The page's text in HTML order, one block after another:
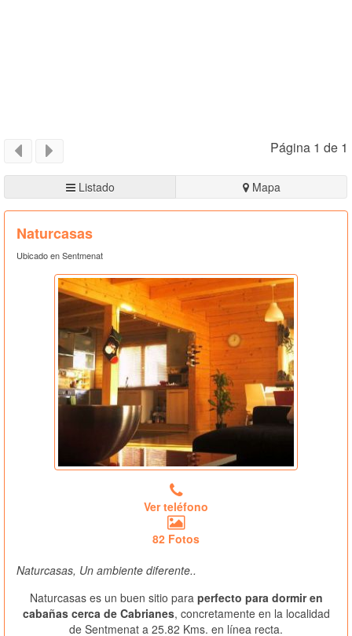
Página 1 de 1
Listado Mapa
Naturcasas
Ubicado en Sentmenat
Ver teléfono
82 Fotos
Naturcasas, Un ambiente diferente..
Naturcasas es un buen sitio para perfecto para dormir en
cabañas cerca de Cabrianes, concretamente en la localidad
de Sentmenat a 25.82 Kms. en línea recta.